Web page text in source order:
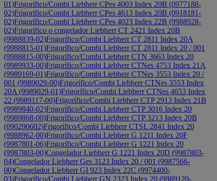
01)Frigorífico/Combi Liebherr CPes 4003 Index 20B (0977188-
02)Frigorífico/Combi Liebherr CPes 4613 Index 20B (0918181-
02)Frigorífico/Combi Liebherr CPes 4023 Index 22B (9988928-
02)Frigorífico o congelador Liebherr CT 2421 Index 20B
(9988839-02)Frigorífico/Combi Liebherr CT 2811 Index 20A
(9988815-01)Frigorífico/Combi Liebherr CT 2811 Index 20 / 001
(9988815-00)Frigorífico/Combi Liebherr CTN 3663 Index 20
(9989933-00)Frigorífico/Combi Liebherr CTNes 4753 Index 21A
(9989169-01)Frigorífico/Combi Liebherr CTNes 3553 Index 20 /
001 (9989029-00)Frigorífico/Combi Liebherr CTNes 3553 Index
20A (9989029-01)Frigorífico/Combi Liebherr CTNes 4653 Index
22 (9989117-00)Frigorífico/Combi Liebherr CTP 2913 Index 21B
(9989840-02)Frigorífico/Combi Liebherr CTP 3016 Index 20
(9989868-00)Frigorífico/Combi Liebherr CTP 3213 Index 20B
(090290602)Frigorífico/Combi Liebherr CTSL 2841 Index 20
(9988962-00)Frigorífico/Combi Liebherr G 1211 Index 20F
(9987801-06)Frigorífico/Combi Liebherr G 1221 Index 20
(9987803-00)Congelador Liebherr G 1221 Index 20D (9987803-
04)Congelador Liebherr Ges 3123 Index 20 / 001 (9987566-
00)Congelador Liebherr GI 923 Index 22C (9974400-
03)Frigorífico/Combi Liebherr GN 2323 Index 20 (9989120-